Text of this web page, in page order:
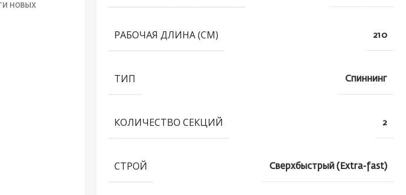
новых
РАБОЧАЯ ДЛИНА (СМ) 210
ТИП Спиннинг
КОЛИЧЕСТВО СЕКЦИЙ 2
СТРОЙ Сверхбыстрый (Extra-fast)